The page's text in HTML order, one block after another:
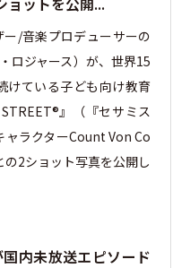
/音楽プロデューサーの
ロジャース）が、世界15
けている子ども向け教育
』（『セサミス
ャラクターCount Von Co
2ショット写真を公開し
内未放送エピソード